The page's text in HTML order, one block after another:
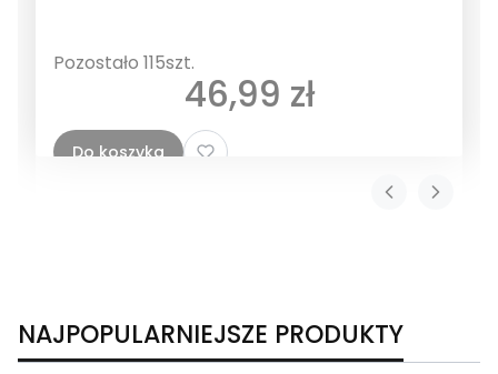
Pozostało 115szt.
Cena
46,99 zł
Do koszyka
NAJPOPULARNIEJSZE PRODUKTY